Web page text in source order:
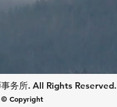
务所. All Rights Reserved.
© Copyright